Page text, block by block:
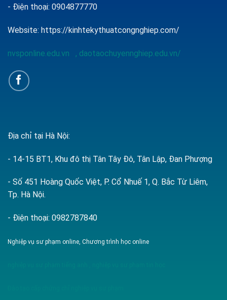
- Điện thoại: 0904877770
Website: https://kinhtekythuatcongnghiep.com/
nvsponline.edu.vn , daotaochuyennghiep.edu.vn/
Địa chỉ tại Hà Nội:
- 14-15 BT1, Khu đô thị Tân Tây Đô, Tân Lập, Đan Phượng
- Số 451 Hoàng Quốc Việt, P. Cổ Nhuế 1, Q. Bắc Từ Liêm,
Tp. Hà Nội.
- Điện thoại: 0982787840
Nghiệp vụ sư phạm online, Chương trình học online